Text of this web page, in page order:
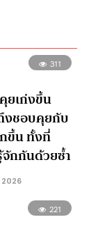
311
ยเก่งขึ้น
งชอบคุยกับ
ขึ้น ทั้งที่
กกันด้วยซ้ำ
221